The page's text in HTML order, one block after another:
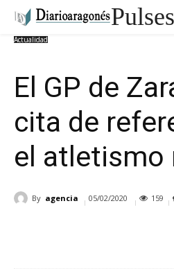
Actualidad
El GP de
cita de
el atletismo
By agencia 05/02/2020 159